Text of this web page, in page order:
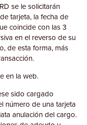
se le solicitarán
tarjeta, la fecha de
coincide con las 3
en el reverso de su
de esta forma, más
en la web.
sido cargado
número de una tarjeta
anulación del cargo.